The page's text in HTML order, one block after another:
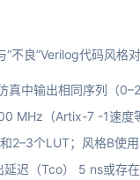
不良”Verilog代码风格
真中输出相同序列（
MHz（Artix-7 -1速度
2–3个LUT；风格B使
迟（Tco） 5 ns或存在